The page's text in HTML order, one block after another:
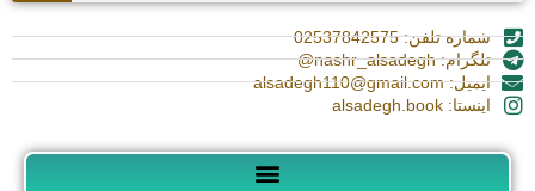
شماره تلفن: 02537842575
تلگرام: nashr_alsadegh@
ایمیل: alsadegh110@gmail.com
اینستا: alsadegh.book